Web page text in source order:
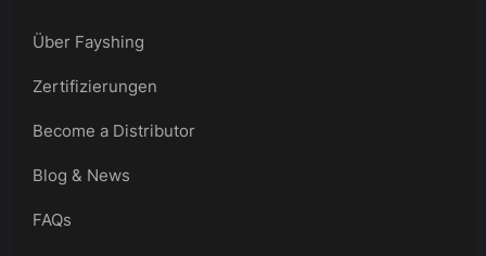
Über Fayshing
Zertifizierungen
Become a Distributor
Blog & News
FAQs